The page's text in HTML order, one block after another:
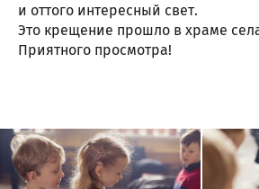
и оттого интересный свет.
Это крещение прошло в храме
Приятного просмотра!